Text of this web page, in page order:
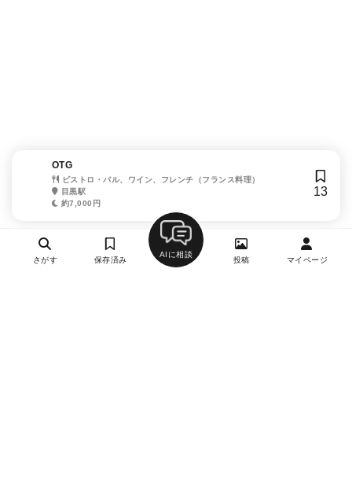
OTG
ビストロ・バル、ワイン、フレンチ（フランス料理）
目黒駅
約7,000円
13
さがす 保存済み
AIに相談
投稿 マイページ